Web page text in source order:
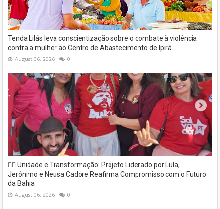
Tenda Lilás leva conscientização sobre o combate à violência
contra a mulher ao Centro de Abastecimento de Ipirá
August 06, 2026 0
✊🏽 Unidade e Transformação: Projeto Liderado por Lula,
Jerônimo e Neusa Cadore Reafirma Compromisso com o Futuro
da Bahia
August 06, 2026 0